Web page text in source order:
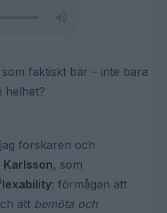
faktiskt bär – inte bara
helhet?
forskaren och
Karlsson, som
: förmågan att
att bemöta och